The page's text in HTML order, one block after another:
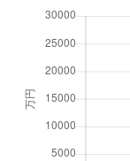
木町通
木町通
木町通
木町通